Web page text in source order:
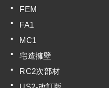
FEM
FA1
MC1
宅造擁壁
RC2次部材